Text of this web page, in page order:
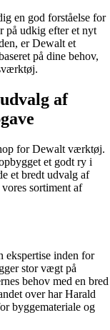
en god forståelse for
på udkig efter et nyt
er Dewalt et
på dine behov,
af
for Dewalt værktøj.
et godt ry i
et bredt udvalg af
sortiment af
ekspertise inden for
stor vægt på
behov med en bred
over har Harald
byggemateriale og